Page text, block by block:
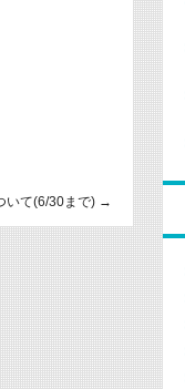
いて(6/30まで) →